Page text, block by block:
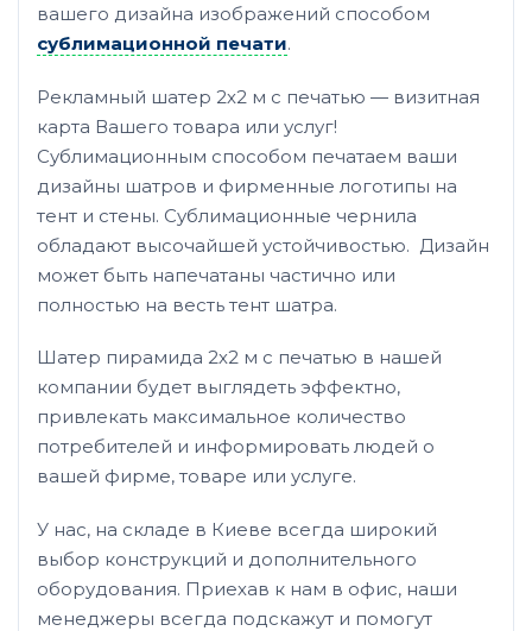
вашего дизайна изображений способом
сублимационной печати.
Рекламный шатер 2х2 м с печатью — визитная
карта Вашего товара или услуг!
Сублимационным способом печатаем ваши
дизайны шатров и фирменные логотипы на
тент и стены. Сублимационные чернила
обладают высочайшей устойчивостью. Дизайн
может быть напечатаны частично или
полностью на весть тент шатра.
Шатер пирамида 2х2 м с печатью в нашей
компании будет выглядеть эффектно,
привлекать максимальное количество
потребителей и информировать людей о
вашей фирме, товаре или услуге.
У нас, на складе в Киеве всегда широкий
выбор конструкций и дополнительного
оборудования. Приехав к нам в офис, наши
менеджеры всегда подскажут и помогут